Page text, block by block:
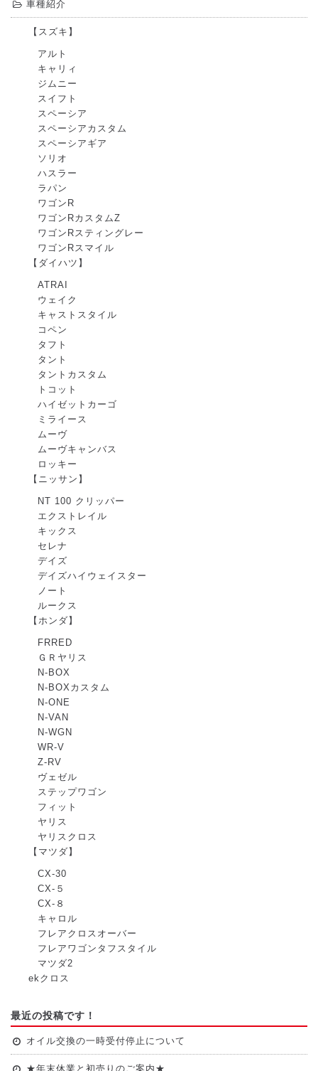
車種紹介
【スズキ】
アルト
キャリィ
ジムニー
スイフト
スペーシア
スペーシアカスタム
スペーシアギア
ソリオ
ハスラー
ラパン
ワゴンR
ワゴンRカスタムZ
ワゴンRスティングレー
ワゴンRスマイル
【ダイハツ】
ATRAI
ウェイク
キャストスタイル
コペン
タフト
タント
タントカスタム
トコット
ハイゼットカーゴ
ミライース
ムーヴ
ムーヴキャンバス
ロッキー
【ニッサン】
NT 100 クリッパー
エクストレイル
キックス
セレナ
デイズ
デイズハイウェイスター
ノート
ルークス
【ホンダ】
FRRED
ＧＲヤリス
N-BOX
N-BOXカスタム
N-ONE
N-VAN
N-WGN
WR-V
Z-RV
ヴェゼル
ステップワゴン
フィット
ヤリス
ヤリスクロス
【マツダ】
CX-30
CX-５
CX-８
キャロル
フレアクロスオーバー
フレアワゴンタフスタイル
マツダ2
ekクロス
最近の投稿です！
オイル交換の一時受付停止について
★年末休業と初売りのご案内★